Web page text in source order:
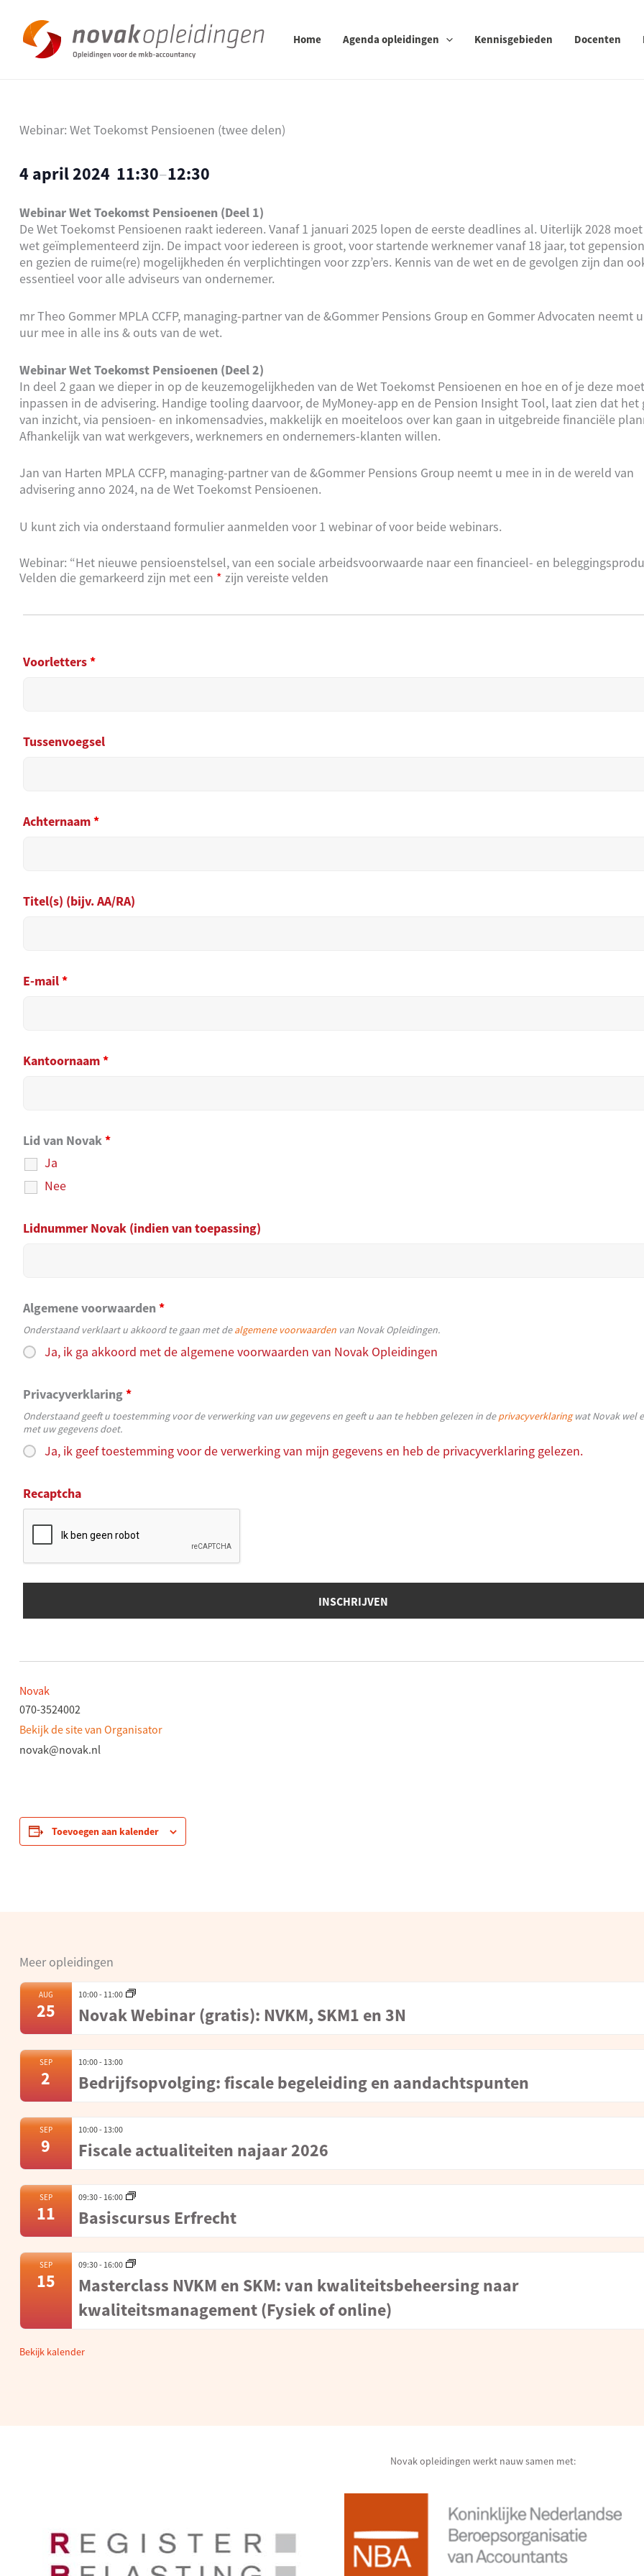
inhoud
Home Agenda opleidingen Kennisgebieden Docenten
Webinar: Wet Toekomst Pensioenen (twee delen)
4 april 2024 11:30–12:30
Webinar Wet Toekomst Pensioenen (Deel 1)
De Wet Toekomst Pensioenen raakt iedereen. Vanaf 1 januari 2025 lopen de eerste deadlines al. Uiterlijk 2028
wet geïmplementeerd zijn. De impact voor iedereen is groot, voor startende werknemer vanaf 18 jaar, tot
en gezien de ruime(re) mogelijkheden én verplichtingen voor zzp’ers. Kennis van de wet en de gevolgen zijn dan
essentieel voor alle adviseurs van ondernemer.
mr Theo Gommer MPLA CCFP, managing-partner van de &Gommer Pensions Group en Gommer Advocaten neemt
uur mee in alle ins & outs van de wet.
Webinar Wet Toekomst Pensioenen (Deel 2)
In deel 2 gaan we dieper in op de keuzemogelijkheden van de Wet Toekomst Pensioenen en hoe en of je deze moet
inpassen in de advisering. Handige tooling daarvoor, de MyMoney-app en de Pension Insight Tool, laat zien dat het
van inzicht, via pensioen- en inkomensadvies, makkelijk en moeiteloos over kan gaan in uitgebreide financiële
Afhankelijk van wat werkgevers, werknemers en ondernemers-klanten willen.
Jan van Harten MPLA CCFP, managing-partner van de &Gommer Pensions Group neemt u mee in in de wereld van
advisering anno 2024, na de Wet Toekomst Pensioenen.
U kunt zich via onderstaand formulier aanmelden voor 1 webinar of voor beide webinars.
Webinar: “Het nieuwe pensioenstelsel, van een sociale arbeidsvoorwaarde naar een financieel- en
Velden die gemarkeerd zijn met een * zijn vereiste velden
Voorletters*
Tussenvoegsel
Achternaam*
Titel(s) (bijv. AA/RA)
E-mail*
Kantoornaam*
Lid van Novak*
Ja
Nee
Lidnummer Novak (indien van toepassing)
Algemene voorwaarden*
Ja, ik ga akkoord met de algemene voorwaarden van Novak Opleidingen
Onderstaand verklaart u akkoord te gaan met dealgemene voorwaardenvan Novak Opleidingen.
Privacyverklaring *
Ja, ik geef toestemming voor de verwerking van mijn gegevens en heb de privacyverklaring gelezen.
Onderstaand geeft u toestemming voor de verwerking van uw gegevens en geeft u aan te hebben gelezen in deprivacyverklaringwat Novak wel
met uw gegevens doet.
Recaptcha
Novak
070-3524002
Bekijk de site van Organisator
novak@novak.nl
Toevoegen aan kalender
Meer opleidingen
AUG
25
10:00- 11:00
Novak Webinar (gratis): NVKM, SKM1 en 3N
SEP
2
10:00- 13:00
Bedrijfsopvolging: fiscale begeleiding en aandachtspunten
SEP
9
10:00- 13:00
Fiscale actualiteiten najaar 2026
SEP
11
09:30- 16:00
Basiscursus Erfrecht
SEP
15
09:30- 16:00
Masterclass NVKM en SKM: van kwaliteitsbeheersing naar
kwaliteitsmanagement (Fysiek of online)
Bekijk kalender
Novak opleidingen werkt nauw samen met: